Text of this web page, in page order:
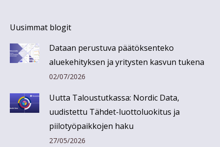
Uusimmat blogit
Dataan perustuva päätöksenteko
aluekehityksen ja yritysten kasvun tukena
02/07/2026
Uutta Taloustutkassa: Nordic Data,
uudistettu Tähdet-luottoluokitus ja
piilotyöpaikkojen haku
27/05/2026